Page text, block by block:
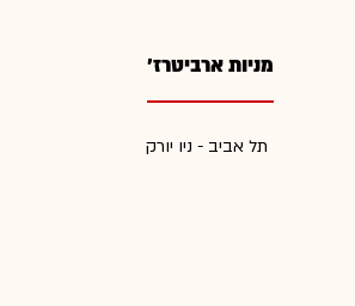
מניות ארביטרז'
תל אביב - ניו יורק